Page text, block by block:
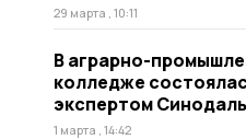
29 марта , 10:11
В аграрно-
колледже
экспертом
1 марта , 14:42